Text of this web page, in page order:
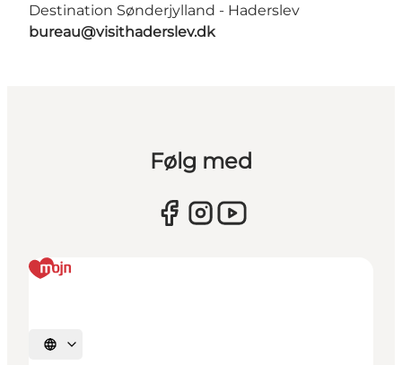
Destination Sønderjylland - Haderslev
bureau@visithaderslev.dk
Følg med
Vælg sprog